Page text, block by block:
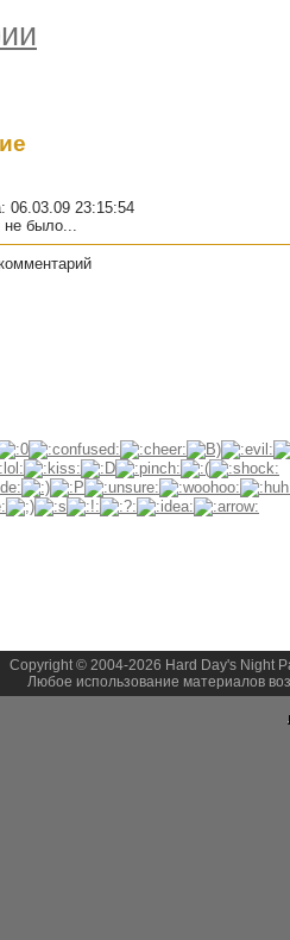
06.03.09 23:15:54
было...
Copyright © 2004-2026 Hard Day's Night
Любое использование материалов